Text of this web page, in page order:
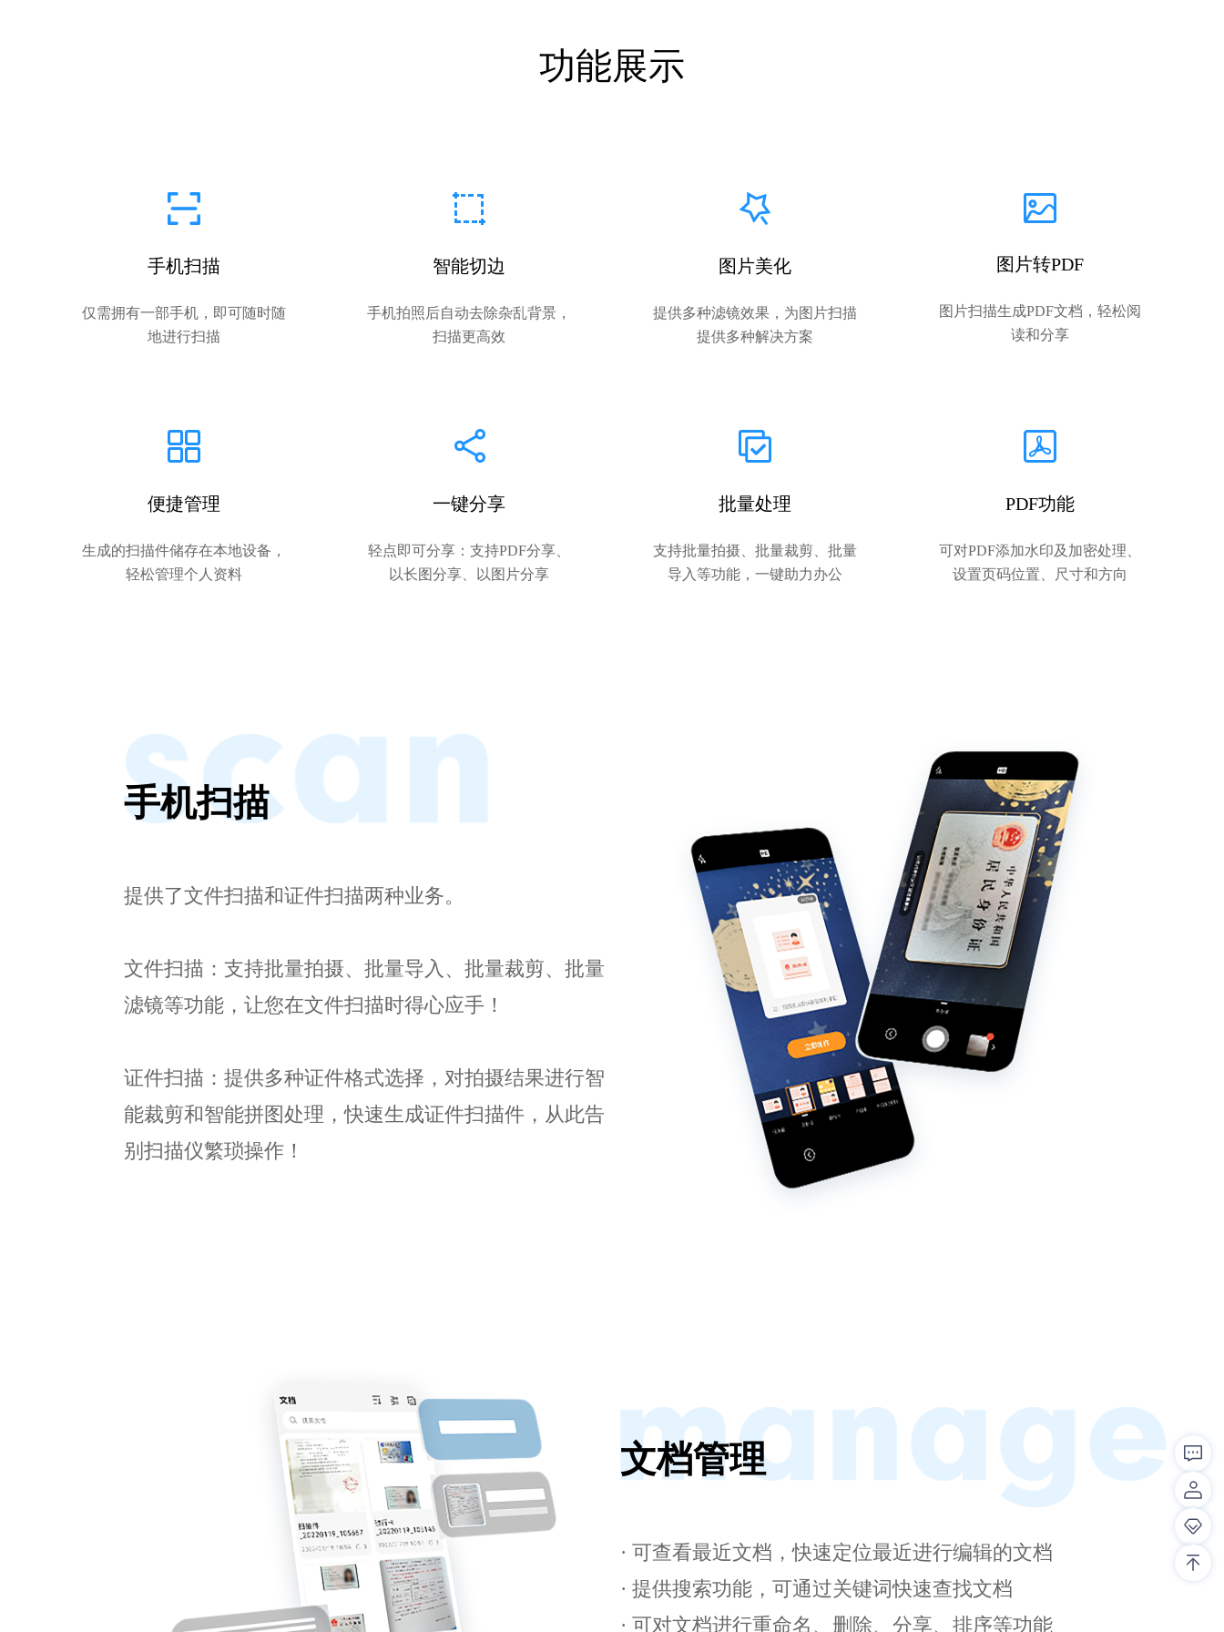
功能展示
手机扫描
仅需拥有一部手机，即可随时随
地进行扫描
智能切边
手机拍照后自动去除杂乱背景，
扫描更高效
图片美化
提供多种滤镜效果，为图片扫描
提供多种解决方案
图片转PDF
图片扫描生成PDF文档，轻松阅
读和分享
便捷管理
生成的扫描件储存在本地设备，
轻松管理个人资料
一键分享
轻点即可分享：支持PDF分享、
以长图分享、以图片分享
批量处理
支持批量拍摄、批量裁剪、批量
导入等功能，一键助力办公
PDF功能
可对PDF添加水印及加密处理、
设置页码位置、尺寸和方向
手机扫描
提供了文件扫描和证件扫描两种业务。
文件扫描：支持批量拍摄、批量导入、批量裁剪、批量
滤镜等功能，让您在文件扫描时得心应手！
证件扫描：提供多种证件格式选择，对拍摄结果进行智
能裁剪和智能拼图处理，快速生成证件扫描件，从此告
别扫描仪繁琐操作！
文档管理
· 可查看最近文档，快速定位最近进行编辑的文档
· 提供搜索功能，可通过关键词快速查找文档
· 可对文档进行重命名、删除、分享、排序等功能